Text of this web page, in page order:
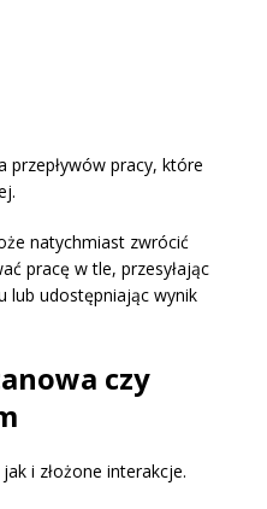
przepływów pracy, które
natychmiast zwrócić
pracę w tle, przesyłając
lub udostępniając wynik
czy
i złożone interakcje.